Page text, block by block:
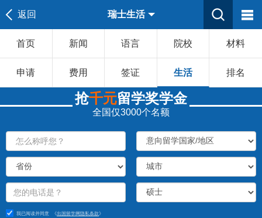
返回 瑞士生活
首页 新闻 语言 院校 材料
申请 费用 签证 生活 排名
抢千元留学奖学金
全国仅3000个名额
我已阅读并同意 《出国留学网隐私条款》